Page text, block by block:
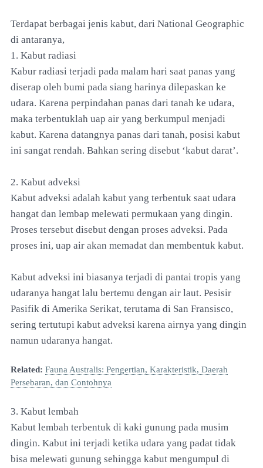
Terdapat berbagai jenis kabut, dari National Geographic
di antaranya,
1. Kabut radiasi
Kabur radiasi terjadi pada malam hari saat panas yang
diserap oleh bumi pada siang harinya dilepaskan ke
udara. Karena perpindahan panas dari tanah ke udara,
maka terbentuklah uap air yang berkumpul menjadi
kabut. Karena datangnya panas dari tanah, posisi kabut
ini sangat rendah. Bahkan sering disebut ‘kabut darat’.
2. Kabut adveksi
Kabut adveksi adalah kabut yang terbentuk saat udara
hangat dan lembap melewati permukaan yang dingin.
Proses tersebut disebut dengan proses adveksi. Pada
proses ini, uap air akan memadat dan membentuk kabut.
Kabut adveksi ini biasanya terjadi di pantai tropis yang
udaranya hangat lalu bertemu dengan air laut. Pesisir
Pasifik di Amerika Serikat, terutama di San Fransisco,
sering tertutupi kabut adveksi karena airnya yang dingin
namun udaranya hangat.
Related: Fauna Australis: Pengertian, Karakteristik, Daerah
Persebaran, dan Contohnya
3. Kabut lembah
Kabut lembah terbentuk di kaki gunung pada musim
dingin. Kabut ini terjadi ketika udara yang padat tidak
bisa melewati gunung sehingga kabut mengumpul di